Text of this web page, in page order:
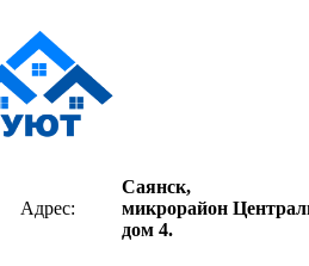
Адрес:
Саянск,
микрорайон
дом 4.